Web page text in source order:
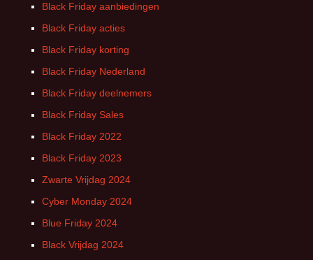
Black Friday aanbiedingen
Black Friday acties
Black Friday korting
Black Friday Nederland
Black Friday deelnemers
Black Friday Sales
Black Friday 2022
Black Friday 2023
Zwarte Vrijdag 2024
Cyber Monday 2024
Blue Friday 2024
Black Vrijdag 2024